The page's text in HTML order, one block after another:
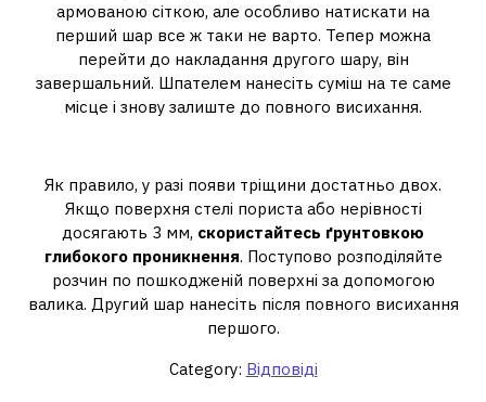
армованою сіткою, але особливо натискати на
перший шар все ж таки не варто. Тепер можна
перейти до накладання другого шару, він
завершальний. Шпателем нанесіть суміш на те саме
місце і знову залиште до повного висихання.
Як правило, у разі появи тріщини достатньо двох.
Якщо поверхня стелі пориста або нерівності
досягають 3 мм, скористайтесь ґрунтовкою
глибокого проникнення. Поступово розподіляйте
розчин по пошкодженій поверхні за допомогою
валика. Другий шар нанесіть після повного висихання
першого.
Category: Відповіді